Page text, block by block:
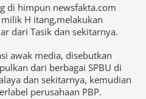
di himpun newsfakta.com
H itang,melakukan
dari Tasik dan sekitarnya.
awak media, disebutkan
dari berbagai SPBU di
dan sekitarnya, kemudian
perusahaan PBP.